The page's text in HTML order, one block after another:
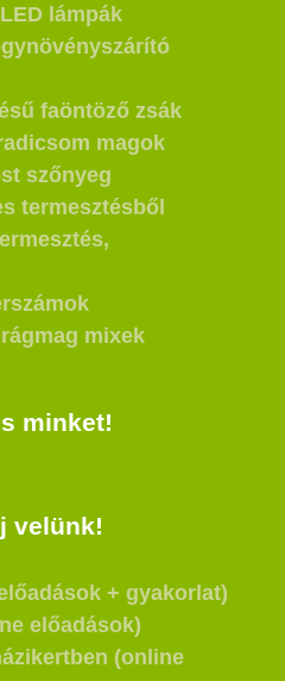
lámpák
faöntöző zsák
magok
szőnyeg
termesztésből
mixek
minket!
velünk!
+ gyakorlat)
előadások)
(online